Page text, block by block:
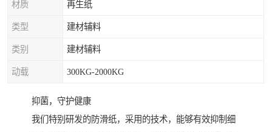
材质 再生纸
类型 建材辅料
类别 建材辅料
动载 300KG-2000KG
抑菌，守护健康
我们特别研发的防滑纸，采用的技术，能够有效抑制细